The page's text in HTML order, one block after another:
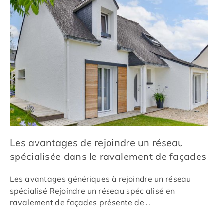
Les avantages de rejoindre un réseau
spécialisée dans le ravalement de façades
Les avantages génériques à rejoindre un réseau
spécialisé Rejoindre un réseau spécialisé en
ravalement de façades présente de...